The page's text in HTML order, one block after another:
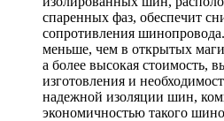
спаренных фаз, обеспечит
сопротивления
меньше, чем в открытых
а более высокая стоимость,
изготовления и
надежной изоляции шин,
экономичностью такого